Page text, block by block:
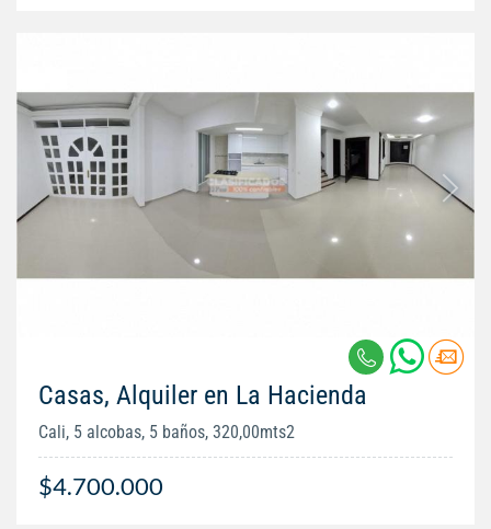
Casas, Alquiler en La Hacienda
Cali, 5 alcobas, 5 baños, 320,00mts2
$4.700.000